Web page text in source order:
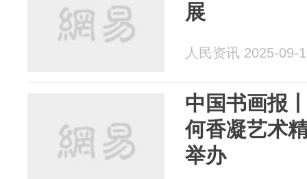
展
人民资讯 2025-09-
中国书画报
何香凝艺术
举办